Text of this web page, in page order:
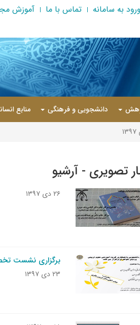
ورود به سامانه تماس با ما
آموزش
دانشجویی و فرهنگی منابع
تصویری - آرشیو
۲۶ دی ۱۳۹۷
برگزاری نشست
۲۳ دی ۱۳۹۷